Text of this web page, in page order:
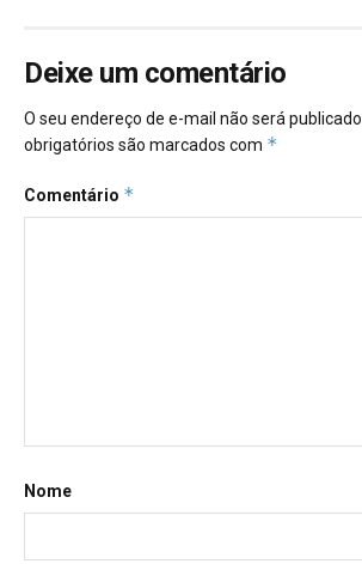
Deixe um comentário
O seu endereço de e-mail não será publicado.
obrigatórios são marcados com *
Comentário *
Nome